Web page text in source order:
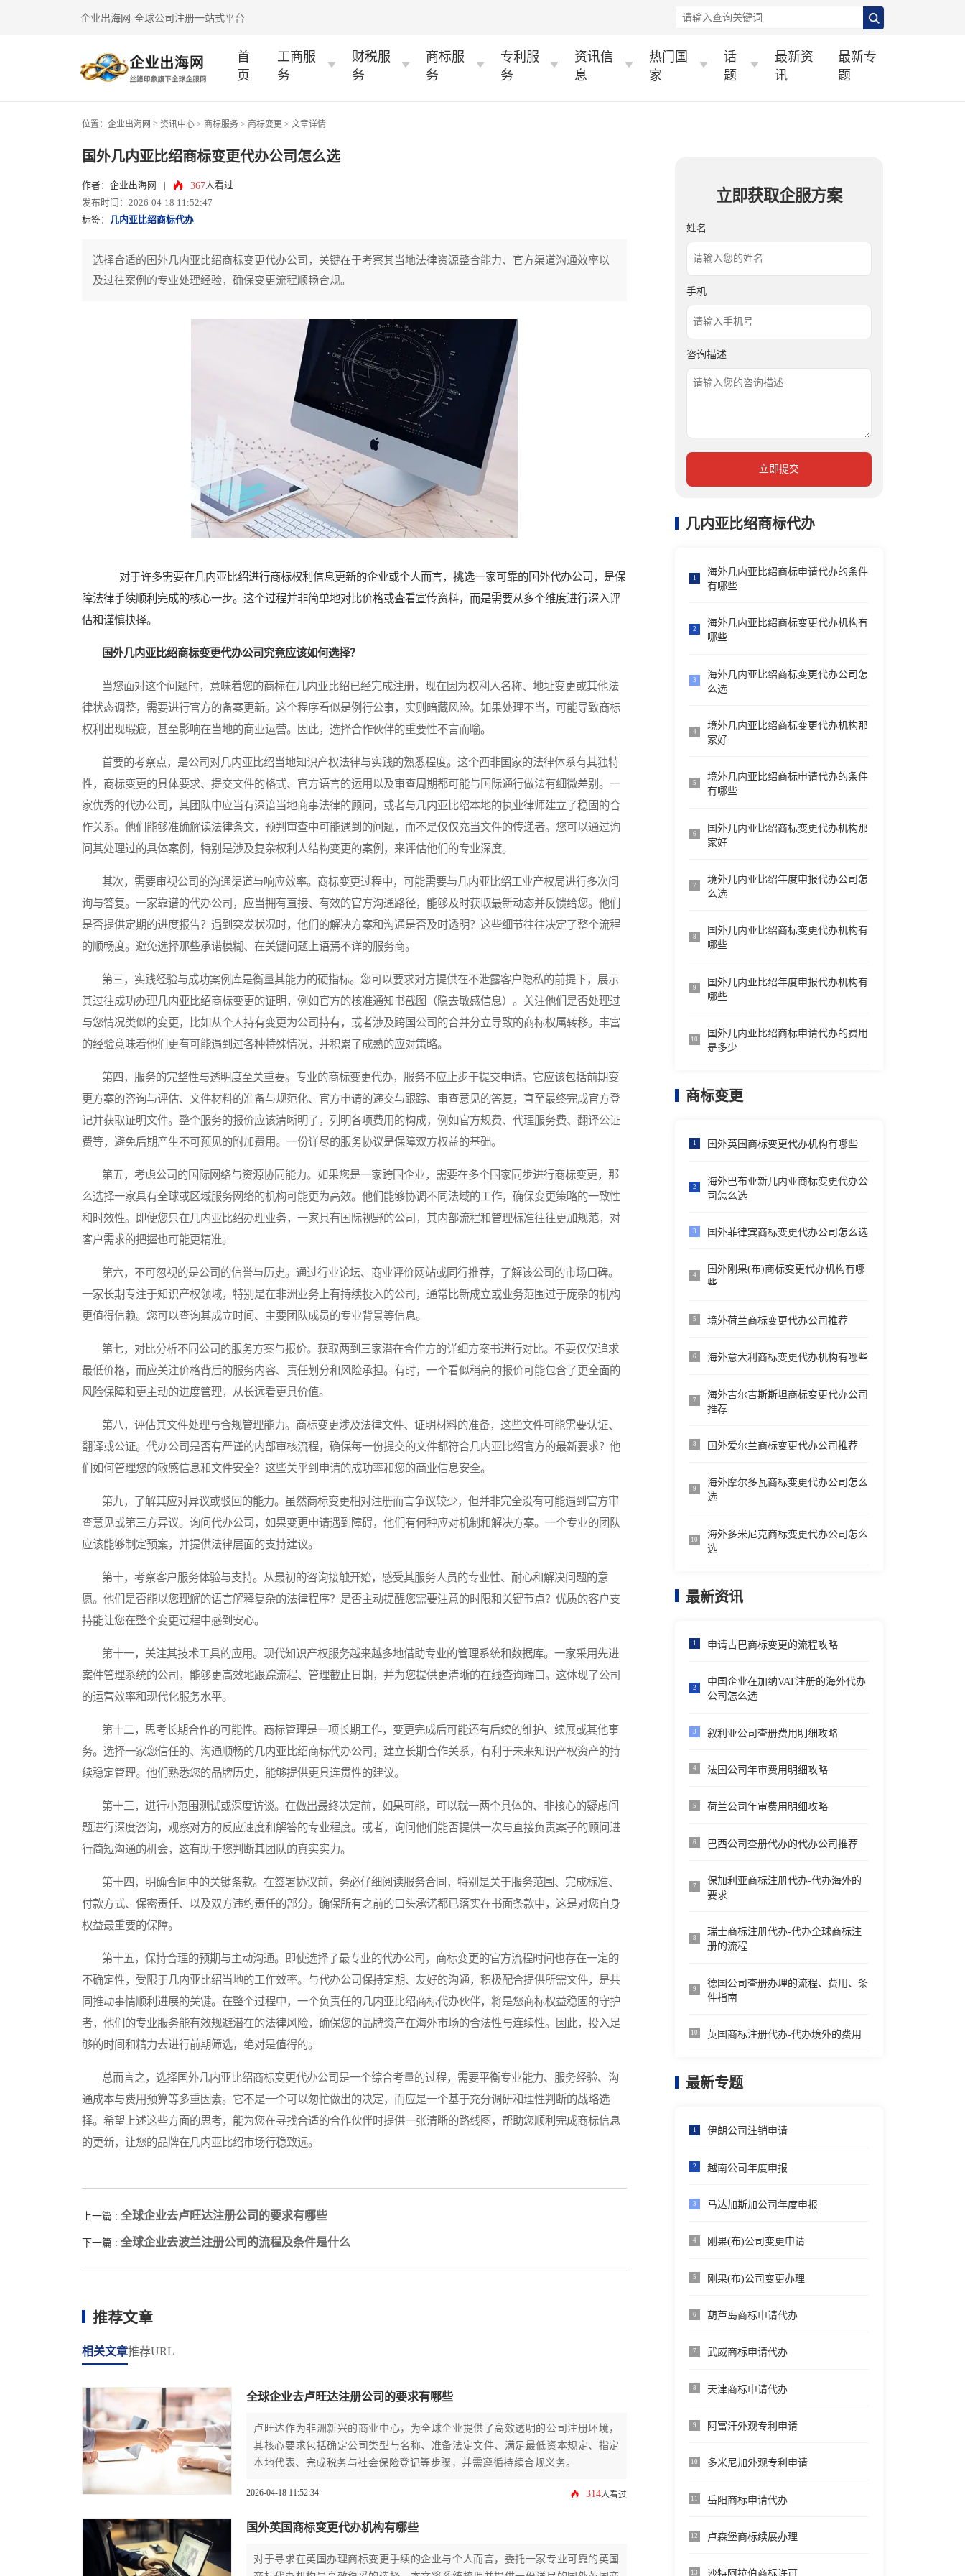
企业出海网-全球公司注册一站式平台
首
页
工商服
务
财税服
务
商标服
务
专利服
务
资讯信
息
热门国
家
话
题
最新资
讯
最新专
题
位置： 企业出海网 > 资讯中心 > 商标服务 > 商标变更 > 文章详情
国外几内亚比绍商标变更代办公司怎么选
作者：企业出海网 367人看过
发布时间：2026-04-18 11:52:47
标签： 几内亚比绍商标代办
选择合适的国外几内亚比绍商标变更代办公司，关键在于考察其当地法律资源整合能力、官方渠道沟通效率以
及过往案例的专业处理经验，确保变更流程顺畅合规。
对于许多需要在几内亚比绍进行商标权利信息更新的企业或个人而言，挑选一家可靠的国外代办公司，是保
障法律手续顺利完成的核心一步。这个过程并非简单地对比价格或查看宣传资料，而是需要从多个维度进行深入评
估和谨慎抉择。
国外几内亚比绍商标变更代办公司究竟应该如何选择？
当您面对这个问题时，意味着您的商标在几内亚比绍已经完成注册，现在因为权利人名称、地址变更或其他法
律状态调整，需要进行官方的备案更新。这个程序看似是例行公事，实则暗藏风险。如果处理不当，可能导致商标
权利出现瑕疵，甚至影响在当地的商业运营。因此，选择合作伙伴的重要性不言而喻。
首要的考察点，是公司对几内亚比绍当地知识产权法律与实践的熟悉程度。这个西非国家的法律体系有其独特
性，商标变更的具体要求、提交文件的格式、官方语言的运用以及审查周期都可能与国际通行做法有细微差别。一
家优秀的代办公司，其团队中应当有深谙当地商事法律的顾问，或者与几内亚比绍本地的执业律师建立了稳固的合
作关系。他们能够准确解读法律条文，预判审查中可能遇到的问题，而不是仅仅充当文件的传递者。您可以通过询
问其处理过的具体案例，特别是涉及复杂权利人结构变更的案例，来评估他们的专业深度。
其次，需要审视公司的沟通渠道与响应效率。商标变更过程中，可能需要与几内亚比绍工业产权局进行多次问
询与答复。一家靠谱的代办公司，应当拥有直接、有效的官方沟通路径，能够及时获取最新动态并反馈给您。他们
是否提供定期的进度报告？遇到突发状况时，他们的解决方案和沟通是否及时透明？这些细节往往决定了整个流程
的顺畅度。避免选择那些承诺模糊、在关键问题上语焉不详的服务商。
第三，实践经验与成功案例库是衡量其能力的硬指标。您可以要求对方提供在不泄露客户隐私的前提下，展示
其过往成功办理几内亚比绍商标变更的证明，例如官方的核准通知书截图（隐去敏感信息）。关注他们是否处理过
与您情况类似的变更，比如从个人持有变更为公司持有，或者涉及跨国公司的合并分立导致的商标权属转移。丰富
的经验意味着他们更有可能遇到过各种特殊情况，并积累了成熟的应对策略。
第四，服务的完整性与透明度至关重要。专业的商标变更代办，服务不应止步于提交申请。它应该包括前期变
更方案的咨询与评估、文件材料的准备与规范化、官方申请的递交与跟踪、审查意见的答复，直至最终完成官方登
记并获取证明文件。整个服务的报价应该清晰明了，列明各项费用的构成，例如官方规费、代理服务费、翻译公证
费等，避免后期产生不可预见的附加费用。一份详尽的服务协议是保障双方权益的基础。
第五，考虑公司的国际网络与资源协同能力。如果您是一家跨国企业，需要在多个国家同步进行商标变更，那
么选择一家具有全球或区域服务网络的机构可能更为高效。他们能够协调不同法域的工作，确保变更策略的一致性
和时效性。即便您只在几内亚比绍办理业务，一家具有国际视野的公司，其内部流程和管理标准往往更加规范，对
客户需求的把握也可能更精准。
第六，不可忽视的是公司的信誉与历史。通过行业论坛、商业评价网站或同行推荐，了解该公司的市场口碑。
一家长期专注于知识产权领域，特别是在非洲业务上有持续投入的公司，通常比新成立或业务范围过于庞杂的机构
更值得信赖。您可以查询其成立时间、主要团队成员的专业背景等信息。
第七，对比分析不同公司的服务方案与报价。获取两到三家潜在合作方的详细方案书进行对比。不要仅仅追求
最低价格，而应关注价格背后的服务内容、责任划分和风险承担。有时，一个看似稍高的报价可能包含了更全面的
风险保障和更主动的进度管理，从长远看更具价值。
第八，评估其文件处理与合规管理能力。商标变更涉及法律文件、证明材料的准备，这些文件可能需要认证、
翻译或公证。代办公司是否有严谨的内部审核流程，确保每一份提交的文件都符合几内亚比绍官方的最新要求？他
们如何管理您的敏感信息和文件安全？这些关乎到申请的成功率和您的商业信息安全。
第九，了解其应对异议或驳回的能力。虽然商标变更相对注册而言争议较少，但并非完全没有可能遇到官方审
查意见或第三方异议。询问代办公司，如果变更申请遇到障碍，他们有何种应对机制和解决方案。一个专业的团队
应该能够制定预案，并提供法律层面的支持建议。
第十，考察客户服务体验与支持。从最初的咨询接触开始，感受其服务人员的专业性、耐心和解决问题的意
愿。他们是否能以您理解的语言解释复杂的法律程序？是否主动提醒您需要注意的时限和关键节点？优质的客户支
持能让您在整个变更过程中感到安心。
第十一，关注其技术工具的应用。现代知识产权服务越来越多地借助专业的管理系统和数据库。一家采用先进
案件管理系统的公司，能够更高效地跟踪流程、管理截止日期，并为您提供更清晰的在线查询端口。这体现了公司
的运营效率和现代化服务水平。
第十二，思考长期合作的可能性。商标管理是一项长期工作，变更完成后可能还有后续的维护、续展或其他事
务。选择一家您信任的、沟通顺畅的几内亚比绍商标代办公司，建立长期合作关系，有利于未来知识产权资产的持
续稳定管理。他们熟悉您的品牌历史，能够提供更具连贯性的建议。
第十三，进行小范围测试或深度访谈。在做出最终决定前，如果可能，可以就一两个具体的、非核心的疑虑问
题进行深度咨询，观察对方的反应速度和解答的专业程度。或者，询问他们能否提供一次与直接负责案子的顾问进
行简短沟通的机会，这有助于您判断其团队的真实实力。
第十四，明确合同中的关键条款。在签署协议前，务必仔细阅读服务合同，特别是关于服务范围、完成标准、
付款方式、保密责任、以及双方违约责任的部分。确保所有之前的口头承诺都已落实在书面条款中，这是对您自身
权益最重要的保障。
第十五，保持合理的预期与主动沟通。即使选择了最专业的代办公司，商标变更的官方流程时间也存在一定的
不确定性，受限于几内亚比绍当地的工作效率。与代办公司保持定期、友好的沟通，积极配合提供所需文件，是共
同推动事情顺利进展的关键。在整个过程中，一个负责任的几内亚比绍商标代办伙伴，将是您商标权益稳固的守护
者，他们的专业服务能有效规避潜在的法律风险，确保您的品牌资产在海外市场的合法性与连续性。因此，投入足
够的时间和精力去进行前期筛选，绝对是值得的。
总而言之，选择国外几内亚比绍商标变更代办公司是一个综合考量的过程，需要平衡专业能力、服务经验、沟
通成本与费用预算等多重因素。它不是一个可以匆忙做出的决定，而应是一个基于充分调研和理性判断的战略选
择。希望上述这些方面的思考，能为您在寻找合适的合作伙伴时提供一张清晰的路线图，帮助您顺利完成商标信息
的更新，让您的品牌在几内亚比绍市场行稳致远。
上一篇 : 全球企业去卢旺达注册公司的要求有哪些
下一篇 : 全球企业去波兰注册公司的流程及条件是什么
推荐文章
相关文章推荐URL
全球企业去卢旺达注册公司的要求有哪些
卢旺达作为非洲新兴的商业中心，为全球企业提供了高效透明的公司注册环境，
其核心要求包括确定公司类型与名称、准备法定文件、满足最低资本规定、指定
本地代表、完成税务与社会保险登记等步骤，并需遵循持续合规义务。
2026-04-18 11:52:34 314人看过
国外英国商标变更代办机构有哪些
对于寻求在英国办理商标变更手续的企业与个人而言，委托一家专业可靠的英国
立即获取企服方案
姓名
手机
咨询描述
立即提交
几内亚比绍商标代办
1
海外几内亚比绍商标申请代办的条件
有哪些
2
海外几内亚比绍商标变更代办机构有
哪些
3
海外几内亚比绍商标变更代办公司怎
么选
4
境外几内亚比绍商标变更代办机构那
家好
5
境外几内亚比绍商标申请代办的条件
有哪些
6
国外几内亚比绍商标变更代办机构那
家好
7
境外几内亚比绍年度申报代办公司怎
么选
8
国外几内亚比绍商标变更代办机构有
哪些
9
国外几内亚比绍年度申报代办机构有
哪些
10
国外几内亚比绍商标申请代办的费用
是多少
商标变更
1 国外英国商标变更代办机构有哪些
2
海外巴布亚新几内亚商标变更代办公
司怎么选
3 国外菲律宾商标变更代办公司怎么选
4
国外刚果(布)商标变更代办机构有哪
些
5 境外荷兰商标变更代办公司推荐
6 海外意大利商标变更代办机构有哪些
7
海外吉尔吉斯斯坦商标变更代办公司
推荐
8 国外爱尔兰商标变更代办公司推荐
9
海外摩尔多瓦商标变更代办公司怎么
选
10
海外多米尼克商标变更代办公司怎么
选
最新资讯
1 申请古巴商标变更的流程攻略
2
中国企业在加纳VAT注册的海外代办
公司怎么选
3 叙利亚公司查册费用明细攻略
4 法国公司年审费用明细攻略
5 荷兰公司年审费用明细攻略
6 巴西公司查册代办的代办公司推荐
7
保加利亚商标注册代办-代办海外的
要求
8
瑞士商标注册代办-代办全球商标注
册的流程
9
德国公司查册办理的流程、费用、条
件指南
10 英国商标注册代办-代办境外的费用
最新专题
1 伊朗公司注销申请
2 越南公司年度申报
3 马达加斯加公司年度申报
4 刚果(布)公司变更申请
5 刚果(布)公司变更办理
6 葫芦岛商标申请代办
7 武威商标申请代办
8 天津商标申请代办
9 阿富汗外观专利申请
10 多米尼加外观专利申请
11 岳阳商标申请代办
12 卢森堡商标续展办理
13 沙特阿拉伯商标许可